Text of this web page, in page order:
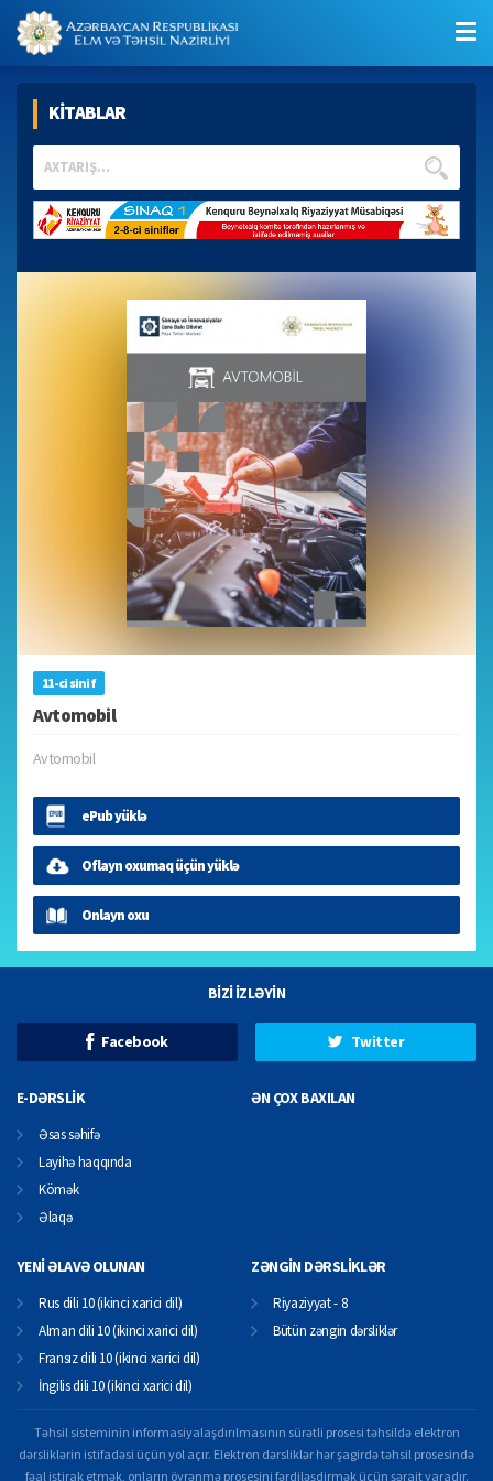
KİTABLAR
11-ci sinif
Avtomobil
Avtomobil
ePub yüklə
Oflayn oxumaq üçün yüklə
Onlayn oxu
BİZİ İZLƏYİN
Facebook Twitter
E-DƏRSLİK
Əsas səhifə
Layihə haqqında
Kömək
Əlaqə
ƏN ÇOX BAXILAN
YENİ ƏLAVƏ OLUNAN
Rus dili 10 (ikinci xarici dil)
Alman dili 10 (ikinci xarici dil)
Fransız dili 10 (ikinci xarici dil)
İngilis dili 10 (ikinci xarici dil)
ZƏNGİN DƏRSLİKLƏR
Riyaziyyat - 8
Bütün zəngin dərsliklər
Təhsil sisteminin informasiyalaşdırılmasının sürətli prosesi təhsildə elektron
dərsliklərin istifadəsi üçün yol açır. Elektron dərsliklər hər şagirdə təhsil prosesində
fəal iştirak etmək, onların öyrənmə prosesini fərdiləşdirmək üçün şərait yaradır.